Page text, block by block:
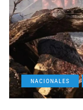
NACIONALES